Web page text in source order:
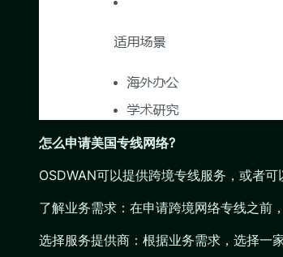
怎么申请美国专线网络?
OSDWAN可以提供跨境专线服务，或者可
了解业务需求：在申请跨境网络专线之前
选择服务提供商：根据业务需求，选择一